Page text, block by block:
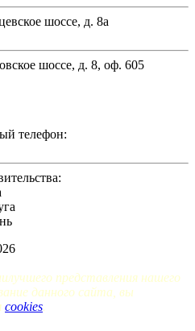
шоссе, д. 8а
шоссе, д. 8, оф. 605
телефон:
представления нашего
данного сайта, вы
cookies.